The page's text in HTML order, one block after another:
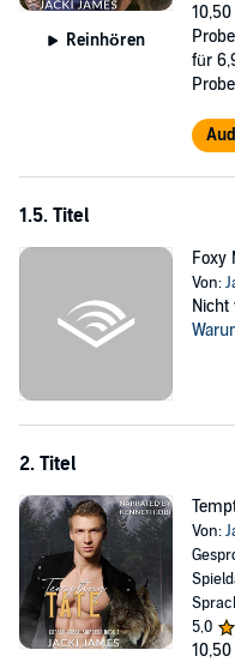
mission to make Chase see
destiny and being true to
exactly where he was meant
Instead, all along, he’d been
Reinhören
für
1.5. Titel
Foxy
Von:
Nicht
2. Titel
Von:
5,0